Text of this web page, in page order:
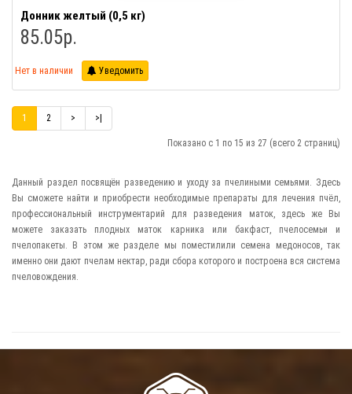
Донник желтый (0,5 кг)
85.05р.
Нет в наличии Уведомить
1 2 > >|
Показано с 1 по 15 из 27 (всего 2 страниц)
Данный раздел посвящён разведению и уходу за пчелиными семьями. Здесь
Вы сможете найти и приобрести необходимые препараты для лечения пчёл,
профессиональный инструментарий для разведения маток, здесь же Вы
можете заказать плодных маток карника или бакфаст, пчелосемьи и
пчелопакеты. В этом же разделе мы поместилили семена медоносов, так
именно они дают пчелам нектар, ради сбора которого и построена вся система
пчеловождения.